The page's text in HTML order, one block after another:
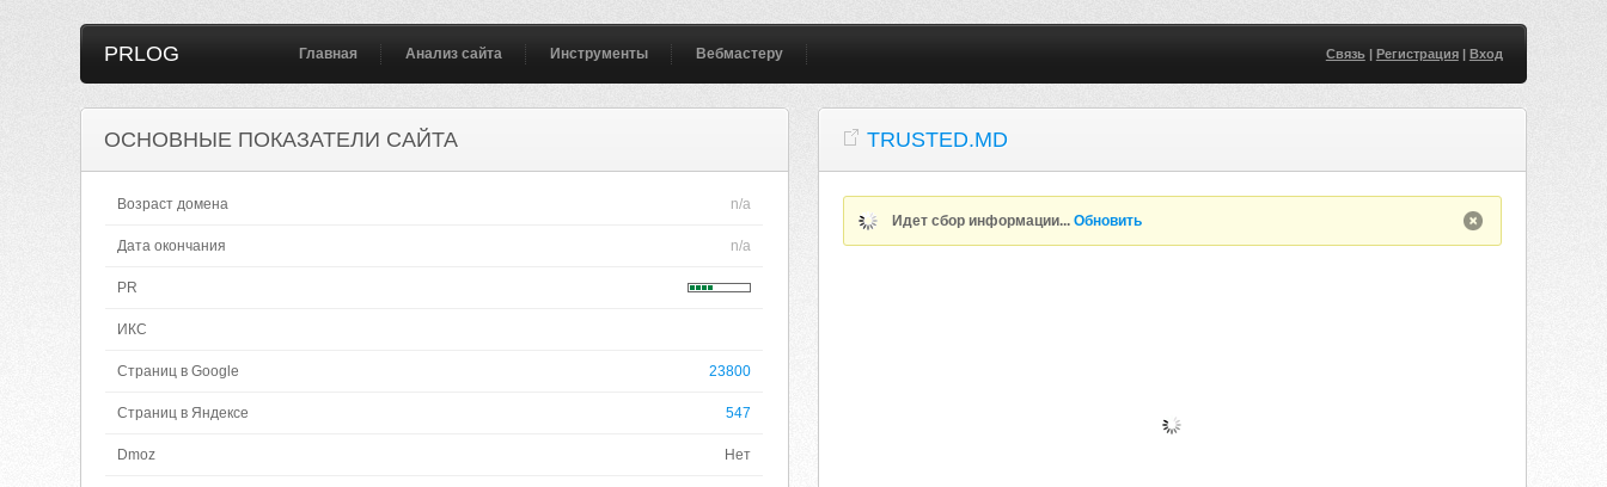
PRLOG Главная Анализ сайта Инструменты Вебмастеру Связь| Регистрация| Вход
ОСНОВНЫЕ ПОКАЗАТЕЛИ САЙТА
Возраст домена n/a
Дата окончания n/a
PR
ИКС
Страниц в Google 23800
Страниц в Яндексе 547
Dmoz Нет
TRUSTED.MD
Идет сбор информации...Обновить